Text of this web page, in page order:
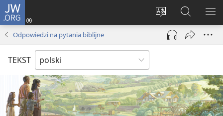
JW.ORG
Wybór
języka
Logowanie
(opens
window)
Szukaj
na
JW.ORG
Odpowiedzi na pytania biblijne
TEKST